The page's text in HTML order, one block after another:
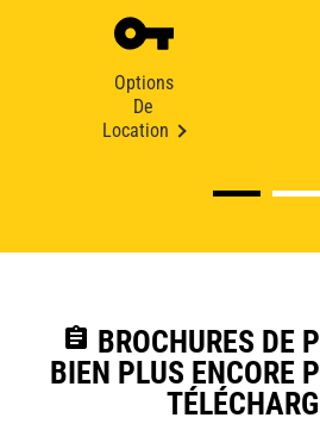
Options
De
Location
assignment BROCHURES DE
BIEN PLUS ENCORE